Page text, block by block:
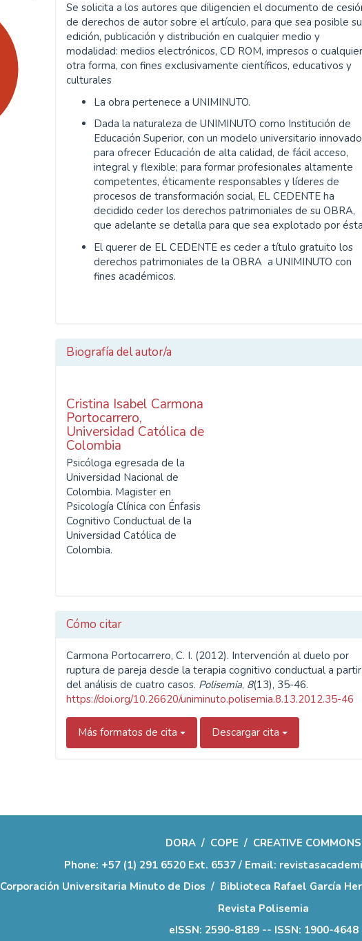
Se solicita a los autores que diligencien el documento de
de derechos de autor sobre el artículo, para que sea posible su
edición, publicación y distribución en cualquier medio y
modalidad: medios electrónicos, CD ROM, impresos o cualquier
otra forma, con fines exclusivamente científicos, educativos y
culturales
La obra pertenece a UNIMINUTO.
Dada la naturaleza de UNIMINUTO como Institución de
Educación Superior, con un modelo universitario
para ofrecer Educación de alta calidad, de fácil acceso,
integral y flexible; para formar profesionales altamente
competentes, éticamente responsables y líderes de
procesos de transformación social, EL CEDENTE ha
decidido ceder los derechos patrimoniales de su OBRA,
que adelante se detalla para que sea explotado por ésta
El querer de EL CEDENTE es ceder a título gratuito los
derechos patrimoniales de la OBRA a UNIMINUTO con
fines académicos.
Biografía del autor/a
Cristina Isabel Carmona
Portocarrero,
Universidad Católica de
Colombia
Psicóloga egresada de la
Universidad Nacional de
Colombia. Magister en
Psicología Clínica con Énfasis
Cognitivo Conductual de la
Universidad Católica de
Colombia.
Cómo citar
Carmona Portocarrero, C. I. (2012). Intervención al duelo por
ruptura de pareja desde la terapia cognitivo conductual a partir
del análisis de cuatro casos. Polisemia, 8(13), 35-46.
https://doi.org/10.26620/uniminuto.polisemia.8.13.2012.35-46
Más formatos de cita Descargar cita
DORA / COPE / CREATIVE COMMONS
Phone: +57 (1) 291 6520 Ext. 6537 / Email:
Corporación Universitaria Minuto de Dios / Biblioteca Rafael García
Revista Polisemia
eISSN: 2590-8189 -- ISSN: 1900-4648